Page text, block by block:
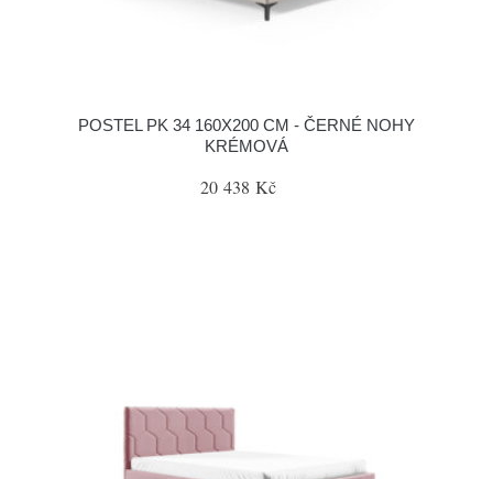
POSTEL PK 34 160X200 CM - ČERNÉ NOHY
KRÉMOVÁ
20 438 Kč